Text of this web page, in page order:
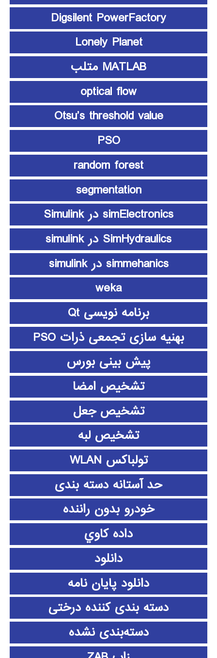
Digsilent PowerFactory
Lonely Planet
MATLAB متلب
optical flow
Otsu’s threshold value
PSO
random forest
segmentation
simElectronics در Simulink
SimHydraulics در simulink
simmehanics در simulink
weka
برنامه نویسی Qt
بهنیه سازی تجمعی ذرات PSO
پیش بینی بورس
تشخیص امضا
تشخیص جعل
تشخیص لبه
تولباکس WLAN
حد آستانه دسته بندی
خودرو بدون راننده
داده كاوي
دانلود
دانلود پايان نامه
دسته بندی کننده درختی
دسته‌بندی نشده